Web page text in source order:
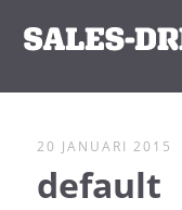
20 JANUARI 2015
default